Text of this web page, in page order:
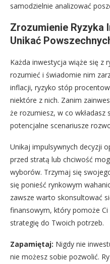
samodzielnie analizować
Zrozumienie Ryzyka
Unikać
Każda inwestycja wiąże się z
rozumieć i świadomie nim
inflacji, ryzyko stóp
niektóre z nich. Zanim
że rozumiesz, w co wkładasz
potencjalne scenariusze
Unikaj impulsywnych decyzji
przed stratą lub chciwość
wyborów. Trzymaj się
się ponieść rynkowym
zawsze warto skonsultować
finansowym, który pomoże
strategię do Twoich potrzeb.
Zapamiętaj: Nigdy nie
nie możesz sobie pozwolić.